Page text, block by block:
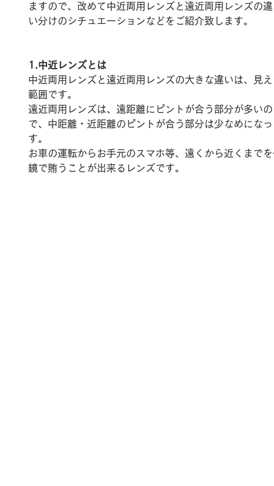
ますので、改めて中近両用レンズと遠近両用レンズの
い分けのシチュエーションなどをご紹介致します。
1.中近レンズとは
中近両用レンズと遠近両用レンズの大きな違いは、見
範囲です。
遠近両用レンズは、遠距離にピントが合う部分が多い
で、中距離・近距離のピントが合う部分は少なめにな
す。
お車の運転からお手元のスマホ等、遠くから近くまで
鏡で賄うことが出来るレンズです。